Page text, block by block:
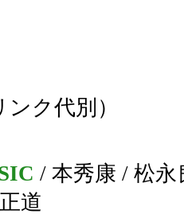
ク代別）
/ 本秀康 / 松
道